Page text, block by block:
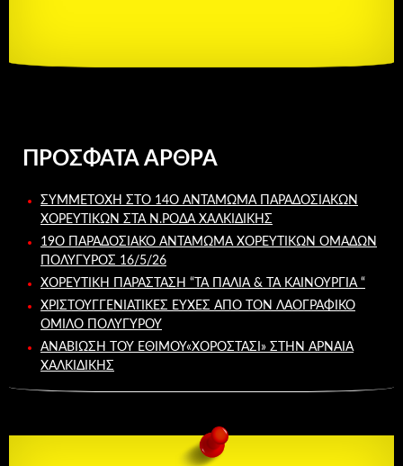
ΠΡΌΣΦΑΤΑ ΆΡΘΡΑ
ΣΥΜΜΕΤΟΧΉ ΣΤΟ 14Ο ΑΝΤΆΜΩΜΑ ΠΑΡΑΔΟΣΙΑΚΏΝ
ΧΟΡΕΥΤΙΚΏΝ ΣΤΑ Ν.ΡΌΔΑ ΧΑΛΚΙΔΙΚΉΣ
19Ο ΠΑΡΑΔΟΣΙΑΚΌ ΑΝΤΆΜΩΜΑ ΧΟΡΕΥΤΙΚΏΝ ΟΜΆΔΩΝ
ΠΟΛΎΓΥΡΟΣ 16/5/26
ΧΟΡΕΥΤΙΚΉ ΠΑΡΆΣΤΑΣΗ “ΤΑ ΠΑΛΙΆ & ΤΑ ΚΑΙΝΟΎΡΓΙΑ “
ΧΡΙΣΤΟΥΓΓΕΝΙΑΤΙΚΕΣ ΕΥΧΕΣ ΑΠΟ ΤΟΝ ΛΑΟΓΡΑΦΙΚΌ
ΌΜΙΛΟ ΠΟΛΥΓΎΡΟΥ
ΑΝΑΒΙΩΣΗ ΤΟΥ ΕΘΙΜΟΥ«ΧΟΡΟΣΤΆΣΙ» ΣΤΗΝ ΑΡΝΑΙΑ
ΧΑΛΚΙΔΙΚΗΣ